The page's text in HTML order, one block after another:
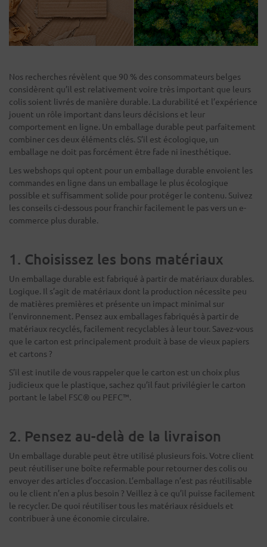
Nos recherches révèlent que 90 % des consommateurs belges
considèrent qu’il est relativement voire très important que leurs
colis soient livrés de manière durable. La durabilité et l’expérience
jouent un rôle important dans leurs décisions et leur
comportement en ligne. Un emballage durable peut parfaitement
combiner ces deux éléments clés. S’il est écologique, un
emballage ne doit pas forcément être fade ni inesthétique.
Les webshops qui optent pour un emballage durable envoient les
commandes en ligne dans un emballage le plus écologique
possible et suffisamment solide pour protéger le contenu. Suivez
les conseils ci-dessous pour franchir facilement le pas vers un e-
commerce plus durable.
1. Choisissez les bons matériaux
Un emballage durable est fabriqué à partir de matériaux durables.
Logique. Il s’agit de matériaux dont la production nécessite peu
de matières premières et présente un impact minimal sur
l’environnement. Pensez aux emballages fabriqués à partir de
matériaux recyclés, facilement recyclables à leur tour. Savez-vous
que le carton est principalement produit à base de vieux papiers
et cartons ?
S’il est inutile de vous rappeler que le carton est un choix plus
judicieux que le plastique, sachez qu’il faut privilégier le carton
portant le label FSC® ou PEFC™.
2. Pensez au-delà de la livraison
Un emballage durable peut être utilisé plusieurs fois. Votre client
peut réutiliser une boîte refermable pour retourner des colis ou
envoyer des articles d’occasion. L’emballage n’est pas réutilisable
ou le client n’en a plus besoin ? Veillez à ce qu’il puisse facilement
le recycler. De quoi réutiliser tous les matériaux résiduels et
contribuer à une économie circulaire.